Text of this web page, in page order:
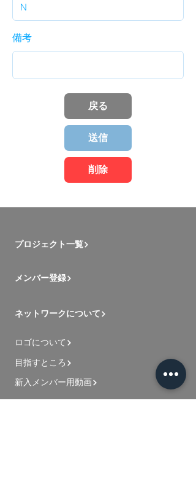
備考
戻る
送信
削除
プロジェクト一覧
メンバー登録
ネットワークについて
ロゴについて
目指すところ
新入メンバー用動画